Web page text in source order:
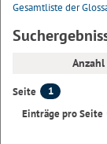
Gesamtliste der
Seite
1
Einträge pro Seite